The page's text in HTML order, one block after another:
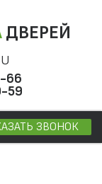
ДВЕРЕЙ
66
59
ЗВОНОК